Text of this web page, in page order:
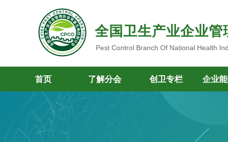
全国卫生产业企业
Pest Control Branch Of National Health
首页 了解分会 创卫专栏 企业